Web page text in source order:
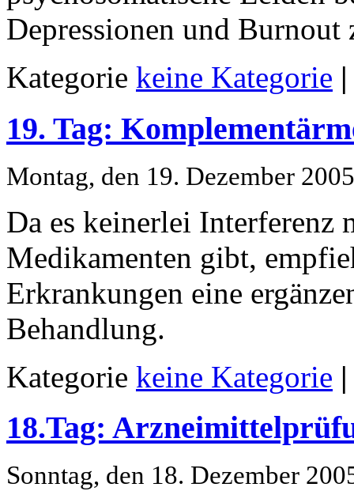
Depressionen und Burnout
Kategorie keine Kategorie |
19. Tag:
Montag, den 19. Dezember 2005
Da es keinerlei Interferenz
Medikamenten gibt,
Erkrankungen eine
Behandlung.
Kategorie keine Kategorie |
18.Tag:
Sonntag, den 18. Dezember